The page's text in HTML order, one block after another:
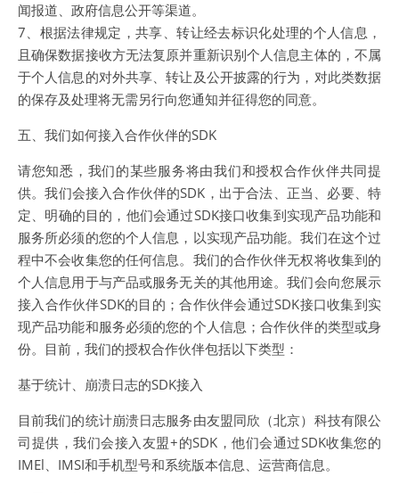
闻报道、政府信息公开等渠道。
7、根据法律规定，共享、转让经去标识化处理的个人信息，
且确保数据接收方无法复原并重新识别个人信息主体的，不属
于个人信息的对外共享、转让及公开披露的行为，对此类数据
的保存及处理将无需另行向您通知并征得您的同意。
五、我们如何接入合作伙伴的SDK
请您知悉，我们的某些服务将由我们和授权合作伙伴共同提
供。我们会接入合作伙伴的SDK，出于合法、正当、必要、特
定、明确的目的，他们会通过SDK接口收集到实现产品功能和
服务所必须的您的个人信息，以实现产品功能。我们在这个过
程中不会收集您的任何信息。我们的合作伙伴无权将收集到的
个人信息用于与产品或服务无关的其他用途。我们会向您展示
接入合作伙伴SDK的目的；合作伙伴会通过SDK接口收集到实
现产品功能和服务必须的您的个人信息；合作伙伴的类型或身
份。目前，我们的授权合作伙伴包括以下类型：
基于统计、崩溃日志的SDK接入
目前我们的统计崩溃日志服务由友盟同欣（北京）科技有限公
司提供，我们会接入友盟+的SDK，他们会通过SDK收集您的
IMEl、IMSI和手机型号和系统版本信息、运营商信息。